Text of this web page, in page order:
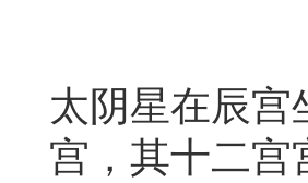
content
太阴星在辰宫
宫，其十二宫